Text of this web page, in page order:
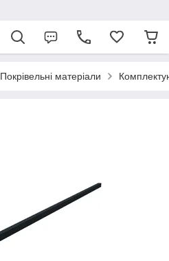
Покрівельні матеріали